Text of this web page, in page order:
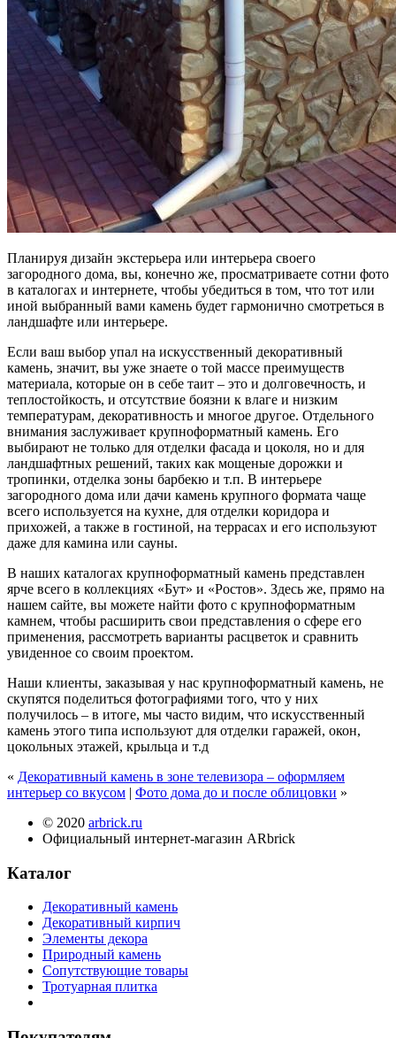
Планируя дизайн экстерьера или интерьера своего
загородного дома, вы, конечно же, просматриваете сотни фото
в каталогах и интернете, чтобы убедиться в том, что тот или
иной выбранный вами камень будет гармонично смотреться в
ландшафте или интерьере.
Если ваш выбор упал на искусственный декоративный
камень, значит, вы уже знаете о той массе преимуществ
материала, которые он в себе таит – это и долговечность, и
теплостойкость, и отсутствие боязни к влаге и низким
температурам, декоративность и многое другое. Отдельного
внимания заслуживает крупноформатный камень. Его
выбирают не только для отделки фасада и цоколя, но и для
ландшафтных решений, таких как мощеные дорожки и
тропинки, отделка зоны барбекю и т.п. В интерьере
загородного дома или дачи камень крупного формата чаще
всего используется на кухне, для отделки коридора и
прихожей, а также в гостиной, на террасах и его используют
даже для камина или сауны.
В наших каталогах крупноформатный камень представлен
ярче всего в коллекциях «Бут» и «Ростов». Здесь же, прямо на
нашем сайте, вы можете найти фото с крупноформатным
камнем, чтобы расширить свои представления о сфере его
применения, рассмотреть варианты расцветок и сравнить
увиденное со своим проектом.
Наши клиенты, заказывая у нас крупноформатный камень, не
скупятся поделиться фотографиями того, что у них
получилось – в итоге, мы часто видим, что искусственный
камень этого типа используют для отделки гаражей, окон,
цокольных этажей, крыльца и т.д
« Декоративный камень в зоне телевизора – оформляем
интерьер со вкусом | Фото дома до и после облицовки »
© 2020 arbrick.ru
Официальный интернет-магазин ARbrick
Каталог
Декоративный камень
Декоративный кирпич
Элементы декора
Природный камень
Сопутствующие товары
Тротуарная плитка